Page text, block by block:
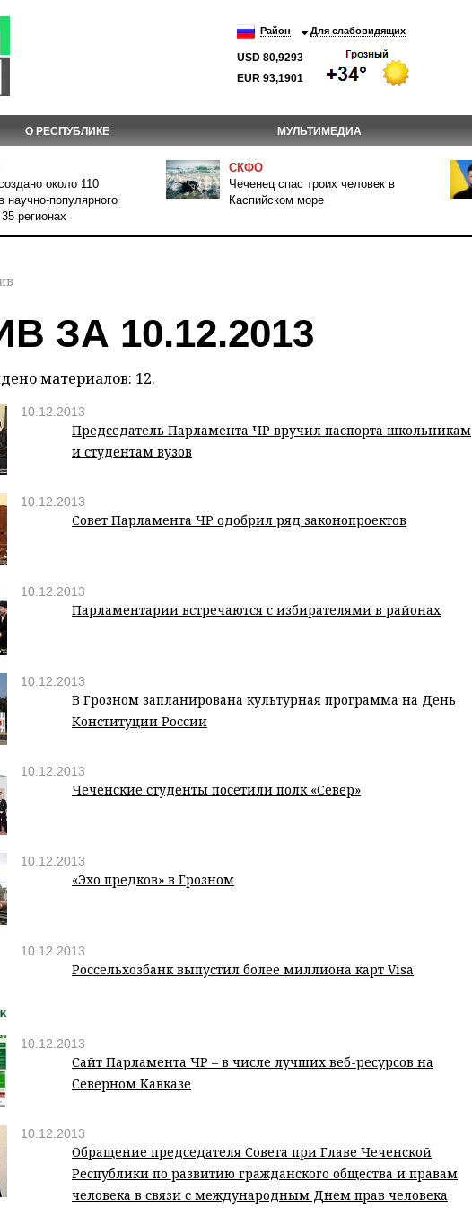
Район Для слабовидящих
USD 80,9293
EUR 93,1901
О РЕСПУБЛИКЕ МУЛЬТИМЕДИА
около 110
научно-популярного
регионах
СКФО
Чеченец спас троих человек в
Каспийском море
ЗА 10.12.2013
материалов: 12.
10.12.2013
Председатель Парламента ЧР вручил паспорта школьникам
и студентам вузов
10.12.2013
Совет Парламента ЧР одобрил ряд законопроектов
10.12.2013
Парламентарии встречаются с избирателями в районах
10.12.2013
В Грозном запланирована культурная программа на День
Конституции России
10.12.2013
Чеченские студенты посетили полк «Север»
10.12.2013
«Эхо предков» в Грозном
10.12.2013
Россельхозбанк выпустил более миллиона карт Visa
10.12.2013
Сайт Парламента ЧР – в числе лучших веб-ресурсов на
Северном Кавказе
10.12.2013
Обращение председателя Совета при Главе Чеченской
Республики по развитию гражданского общества и правам
человека в связи с международным Днем прав человека